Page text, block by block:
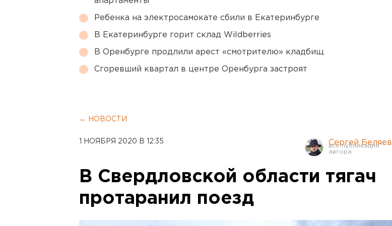
Ребенка на электросамокате сбили в Екатеринбурге
В Екатеринбурге горит склад Wildberries
В Оренбурге продлили арест «смотрителю» кладбищ
Сгоревший квартал в центре Оренбурга застроят
← НОВОСТИ
1 НОЯБРЯ 2020 В 12:35 Сергей Беляев
В Свердловской области тягач
протаранил поезд